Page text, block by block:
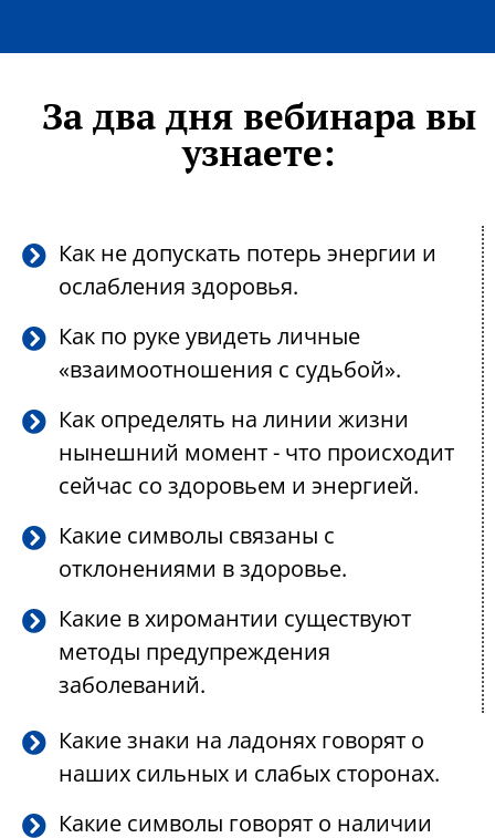
За два дня вебинара вы
узнаете:
Как не допускать потерь энергии и
ослабления здоровья.
Как по руке увидеть личные
«взаимоотношения с судьбой».
Как определять на линии жизни
нынешний момент - что происходит
сейчас со здоровьем и энергией.
Какие символы связаны с
отклонениями в здоровье.
Какие в хиромантии существуют
методы предупреждения
заболеваний.
Какие знаки на ладонях говорят о
наших сильных и слабых сторонах.
Какие символы говорят о наличии